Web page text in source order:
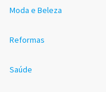
Moda e Beleza
Reformas
Saúde